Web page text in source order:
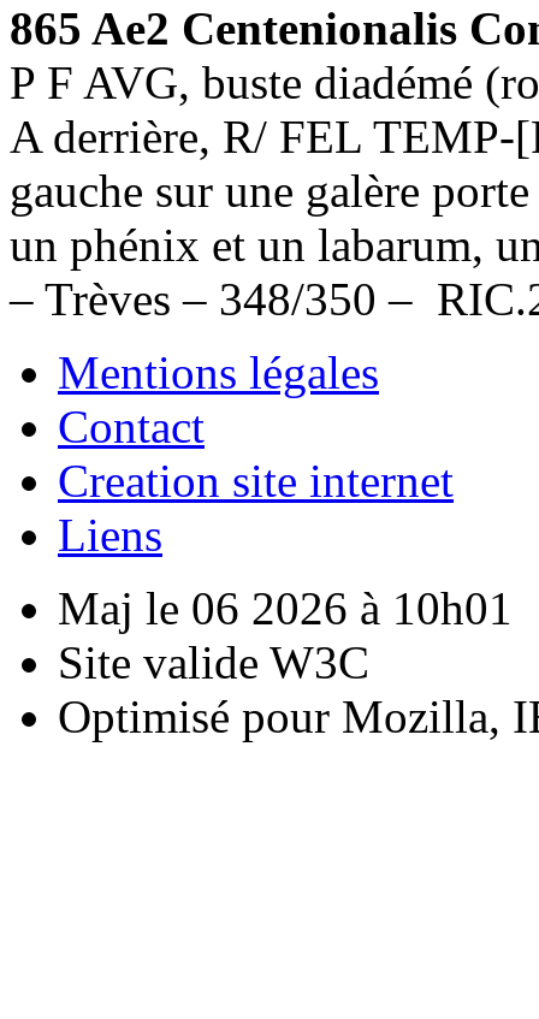
865 Ae2 Centenionalis
P F AVG, buste diadémé
A derrière, R/ FEL TEMP-
gauche sur une galère
un phénix et un labarum,
– Trèves – 348/350 –
Mentions légales
Contact
Creation site internet
Liens
Maj le 06 2026 à 10h01
Site valide W3C
Optimisé pour Mozilla,